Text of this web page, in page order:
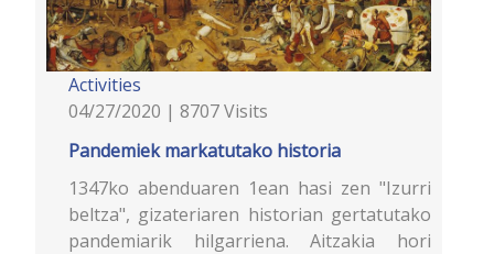
Activities
04/27/2020 | 8707 Visits
Pandemiek markatutako historia
1347ko abenduaren 1ean hasi zen "Izurri
beltza", gizateriaren historian gertatutako
pandemiarik hilgarriena. Aitzakia hori